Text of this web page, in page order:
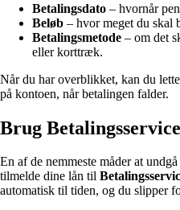
Betalingsdato – hvornår
Beløb – hvor meget du skal
Betalingsmetode – om det
eller korttræk.
Når du har overblikket, kan du
på kontoen, når betalingen falder.
Brug
En af de nemmeste måder at
tilmelde dine lån til
automatisk til tiden, og du slipper